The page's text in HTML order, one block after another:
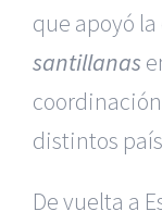
que apoyó
santillanas
distintos
De vuelta a